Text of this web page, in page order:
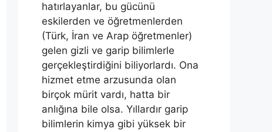
hatırlayanlar, bu gücünü
eskilerden ve öğretmenlerden
(Türk, İran ve Arap öğretmenler)
gelen gizli ve garip bilimlerle
gerçekleştirdiğini biliyorlardı. Ona
hizmet etme arzusunda olan
birçok mürit vardı, hatta bir
anlığına bile olsa. Yıllardır garip
bilimlerin kimya gibi yüksek bir